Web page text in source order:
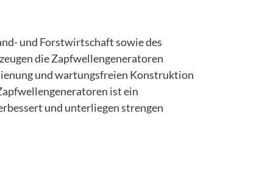
und Forstwirtschaft sowie des
die Zapfwellengeneratoren
und wartungsfreien Konstruktion
ist ein
und unterliegen strengen